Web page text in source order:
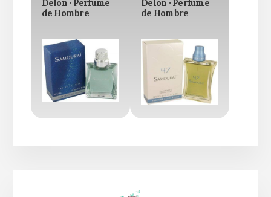
Delon · Perfume
de Hombre
Delon · Perfume
de Hombre